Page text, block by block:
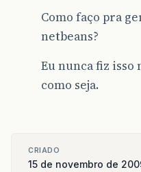
Como faço pra
netbeans?
Eu nunca fiz isso
como seja.
CRIADO
15 de novembro de